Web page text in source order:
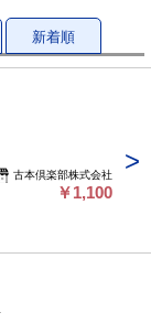
新着順
古本倶楽部株式会社
￥1,100